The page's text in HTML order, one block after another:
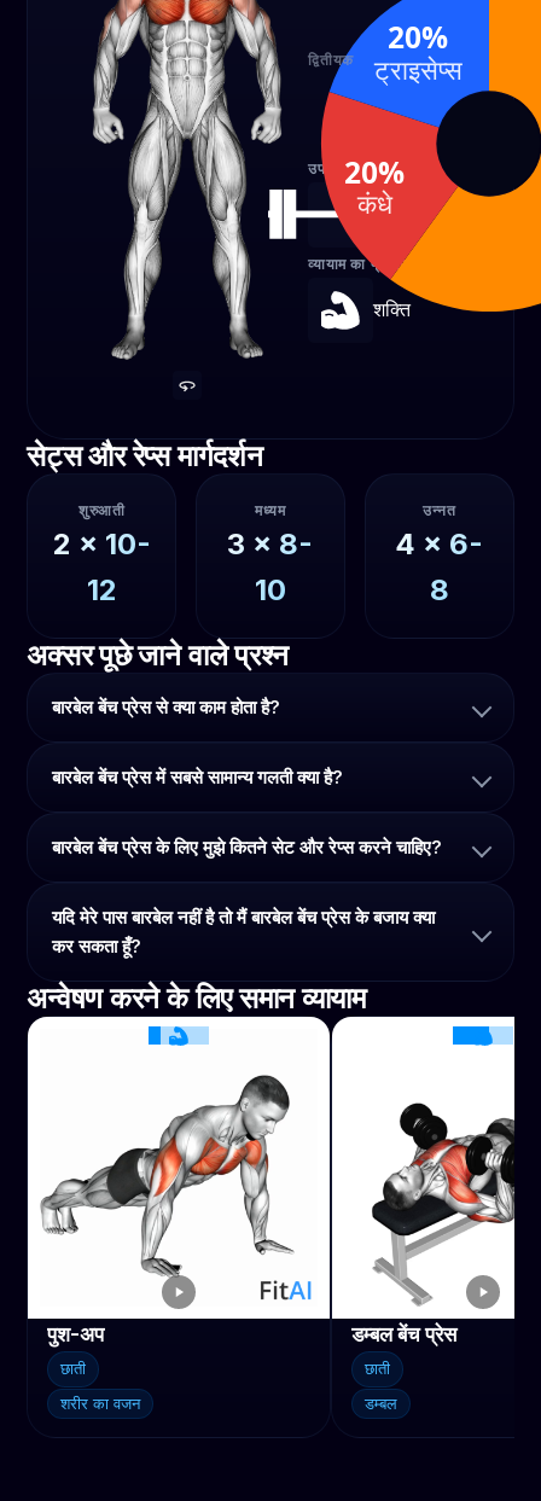
60%
द्वितीयक
कंधे
20%
उपकरण
बारबेल
व्यायाम का प्रकार
शक्ति
20%
कंधे
20%
ट्राइसेप्स
सेट्स और रेप्स मार्गदर्शन
शुरुआती
2 x 10-
12
मध्यम
3 x 8-
10
उन्नत
4 x 6-
8
अक्सर पूछे जाने वाले प्रश्न
बारबेल बेंच प्रेस से क्या काम होता है?
बारबेल बेंच प्रेस में सबसे सामान्य गलती क्या है?
बारबेल बेंच प्रेस के लिए मुझे कितने सेट और रेप्स करने चाहिए?
यदि मेरे पास बारबेल नहीं है तो मैं बारबेल बेंच प्रेस के बजाय क्या
कर सकता हूँ?
अन्वेषण करने के लिए समान व्यायाम
पुश-अप
छाती
शरीर का वजन
डम्बल बेंच प्रेस
छाती
डम्बल